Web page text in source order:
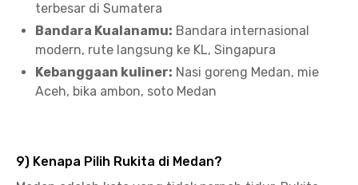
terbesar di Sumatera
Bandara Kualanamu: Bandara internasional
modern, rute langsung ke KL, Singapura
Kebanggaan kuliner: Nasi goreng Medan, mie
Aceh, bika ambon, soto Medan
9) Kenapa Pilih Rukita di Medan?